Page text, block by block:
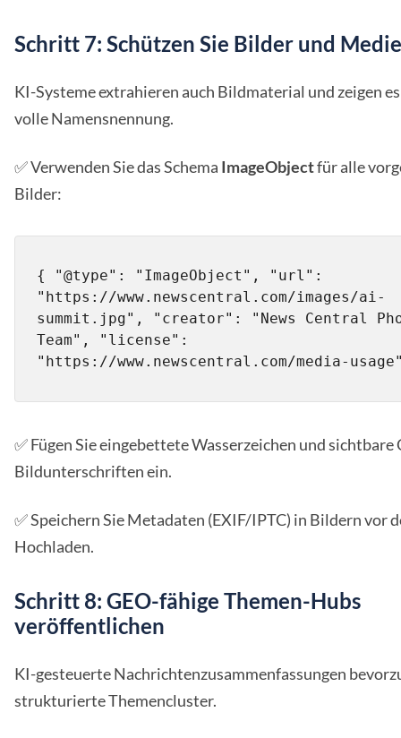
Schritt 7: Schützen Sie Bilder und
KI-Systeme extrahieren auch Bildmaterial und zeigen
volle Namensnennung.
✅ Verwenden Sie das Schema ImageObjectfür alle
Bilder:
{ "@type": "ImageObject", "url":
"https://www.newscentral.com/images/ai-
summit.jpg", "creator": "News Central
Team", "license":
"https://www.newscentral.com/media-
✅ Fügen Sie eingebettete Wasserzeichen und sichtbare
Bildunterschriften ein.
✅ Speichern Sie Metadaten (EXIF/IPTC) in Bildern vor
Hochladen.
Schritt 8: GEO-fähige Themen-Hubs
veröffentlichen
KI-gesteuerte Nachrichtenzusammenfassungen
strukturierte Themencluster.